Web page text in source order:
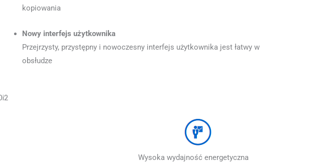
kopiowania
Nowy interfejs użytkownika
Przejrzysty, przystępny i nowoczesny interfejs użytkownika jest łatwy w
obsłudze
Wysoka wydajność energetyczna